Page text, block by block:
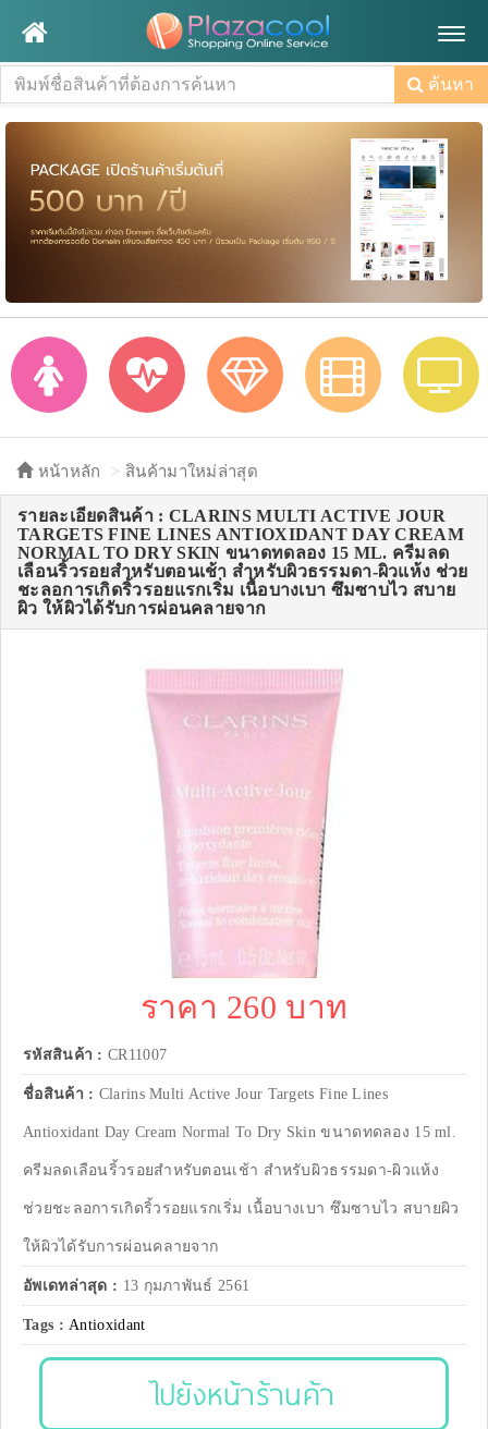
ค้นหา
หน้าหลัก สินค้ามาใหม่ล่าสุด
รายละเอียดสินค้า : CLARINS MULTI ACTIVE JOUR
TARGETS FINE LINES ANTIOXIDANT DAY CREAM
NORMAL TO DRY SKIN ขนาดทดลอง 15 ML. ครีมลด
เลือนริ้วรอยสำหรับตอนเช้า สำหรับผิวธรรมดา-ผิวแห้ง ช่วย
ชะลอการเกิดริ้วรอยแรกเริ่ม เนื้อบางเบา ซึมซาบไว สบาย
ผิว ให้ผิวได้รับการผ่อนคลายจาก
ราคา 260 บาท
รหัสสินค้า : CR11007
ชื่อสินค้า : Clarins Multi Active Jour Targets Fine Lines
Antioxidant Day Cream Normal To Dry Skin ขนาดทดลอง 15 ml.
ครีมลดเลือนริ้วรอยสำหรับตอนเช้า สำหรับผิวธรรมดา-ผิวแห้ง
ช่วยชะลอการเกิดริ้วรอยแรกเริ่ม เนื้อบางเบา ซึมซาบไว สบายผิว
ให้ผิวได้รับการผ่อนคลายจาก
อัพเดทล่าสุด : 13 กุมภาพันธ์ 2561
Tags :Antioxidant
ไปยังหน้าร้านค้า